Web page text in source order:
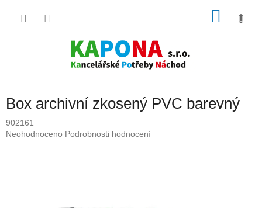
Box archivní zkosený PVC barevný
902161
Průměrné
Neohodnoceno Podrobnosti hodnocení